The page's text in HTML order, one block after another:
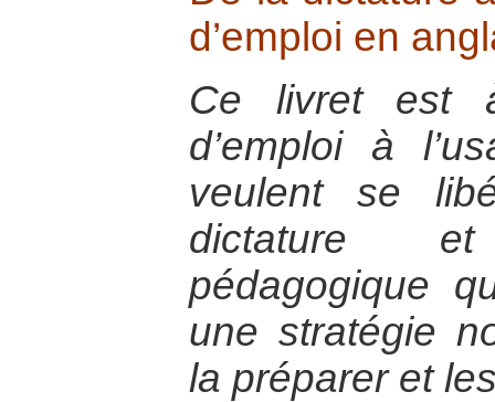
d’emploi en
Ce livret est
d’emploi à
veulent se
dictature
pédagogique
une stratégie
la préparer et